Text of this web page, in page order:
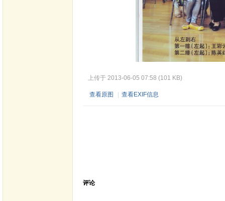
上传于 2013-06-05 07:58 (101 KB)
查看原图 查看EXIF信息
评论